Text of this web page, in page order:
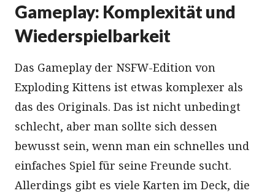
Gameplay: Komplexität und
Wiederspielbarkeit
Das Gameplay der NSFW-Edition von
Exploding Kittens ist etwas komplexer als
das des Originals. Das ist nicht unbedingt
schlecht, aber man sollte sich dessen
bewusst sein, wenn man ein schnelles und
einfaches Spiel für seine Freunde sucht.
Allerdings gibt es viele Karten im Deck, die